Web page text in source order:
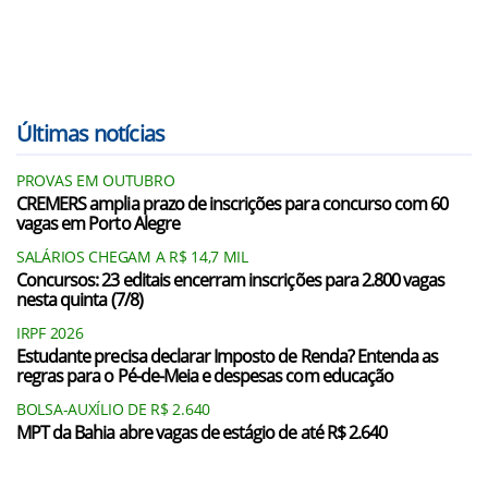
Últimas notícias
PROVAS EM OUTUBRO
CREMERS amplia prazo de inscrições para concurso com 60
vagas em Porto Alegre
SALÁRIOS CHEGAM A R$ 14,7 MIL
Concursos: 23 editais encerram inscrições para 2.800 vagas
nesta quinta (7/8)
IRPF 2026
Estudante precisa declarar Imposto de Renda? Entenda as
regras para o Pé-de-Meia e despesas com educação
BOLSA-AUXÍLIO DE R$ 2.640
MPT da Bahia abre vagas de estágio de até R$ 2.640